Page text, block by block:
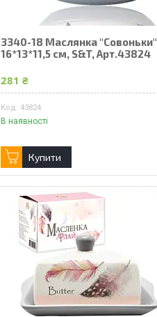
3340-18 Маслянка "Совоньки"
16*13*11,5 см, S&T, Арт.43824
281 ₴
43824
В наявності
Купити